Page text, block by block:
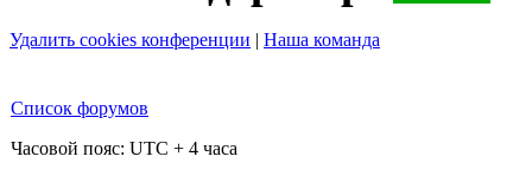
Удалить cookies конференции | Наша команда
Список форумов
Часовой пояс: UTC + 4 часа